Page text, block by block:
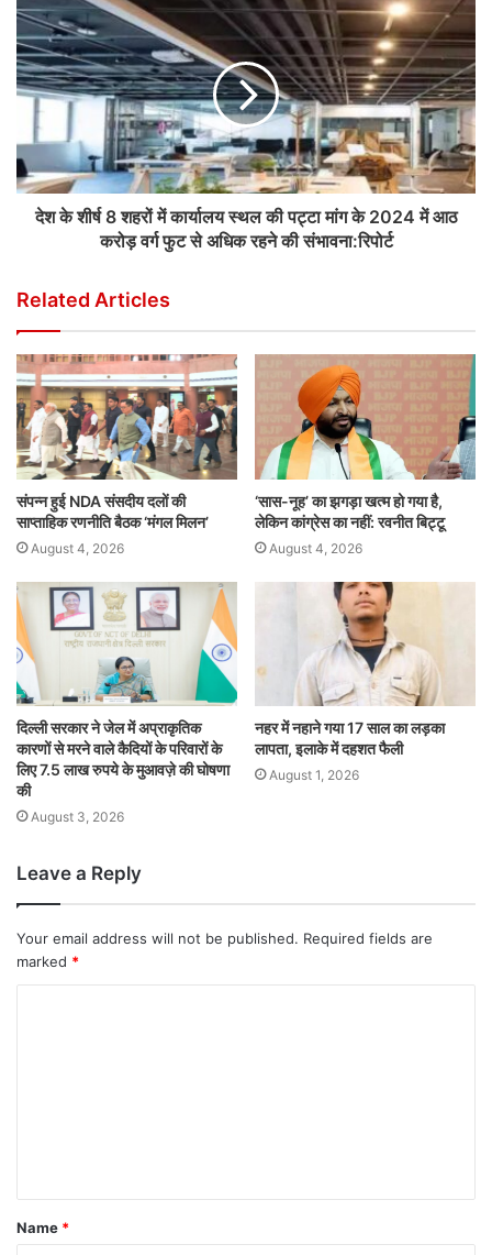
देश के शीर्ष 8 शहरों में कार्यालय स्थल की पट्टा मांग के 2024 में आठ
करोड़ वर्ग फुट से अधिक रहने की संभावना:रिपोर्ट
Related Articles
संपन्न हुई NDA संसदीय दलों की
साप्ताहिक रणनीति बैठक ‘मंगल मिलन’
August 4, 2026
‘सास-नूह’ का झगड़ा खत्म हो गया है,
लेकिन कांग्रेस का नहीं: रवनीत बिट्टू
August 4, 2026
दिल्ली सरकार ने जेल में अप्राकृतिक
कारणों से मरने वाले कैदियों के परिवारों के
लिए 7.5 लाख रुपये के मुआवज़े की घोषणा
की
August 3, 2026
नहर में नहाने गया 17 साल का लड़का
लापता, इलाके में दहशत फैली
August 1, 2026
Leave a Reply
Your email address will not be published. Required fields are
marked *
Name *